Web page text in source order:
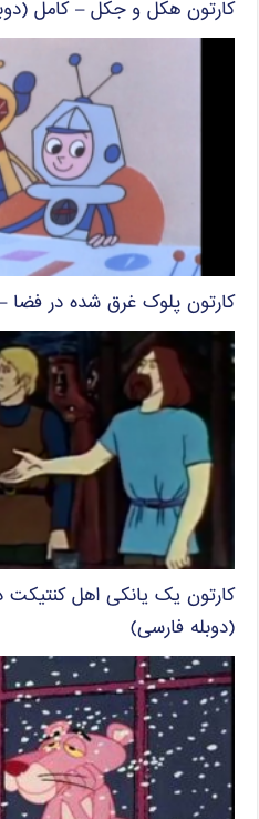
کارتون هکل و جکل – کامل
کارتون پلوک غرق شده در فضا
کارتون یک یانکی اهل کنتیکت
(دوبله فارسی)